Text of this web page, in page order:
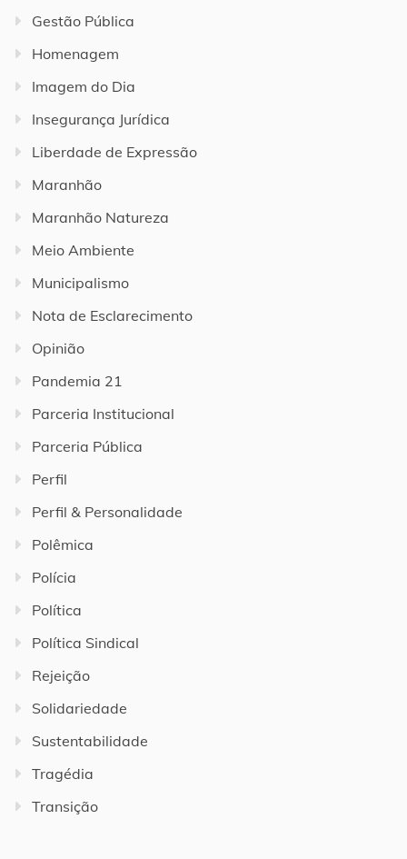
Gestão Pública
Homenagem
Imagem do Dia
Insegurança Jurídica
Liberdade de Expressão
Maranhão
Maranhão Natureza
Meio Ambiente
Municipalismo
Nota de Esclarecimento
Opinião
Pandemia 21
Parceria Institucional
Parceria Pública
Perfil
Perfil & Personalidade
Polêmica
Polícia
Política
Política Sindical
Rejeição
Solidariedade
Sustentabilidade
Tragédia
Transição